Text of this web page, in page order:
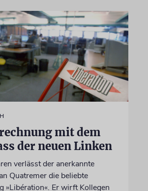
mit dem
der neuen Linken
verlässt der anerkannte
Quatremer die beliebte
»Libération«. Er wirft Kollegen